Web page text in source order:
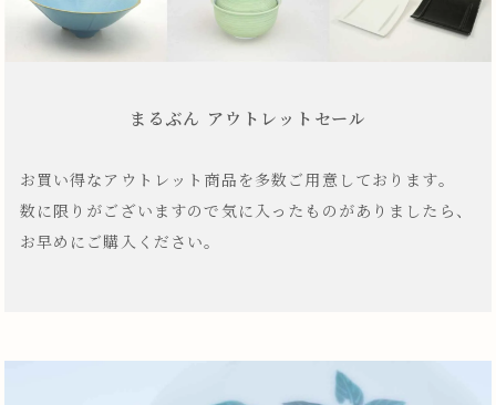
まるぶん アウトレットセール
お買い得なアウトレット商品を多数ご用意しております。
数に限りがございますので気に入ったものがありましたら、
お早めにご購入ください。